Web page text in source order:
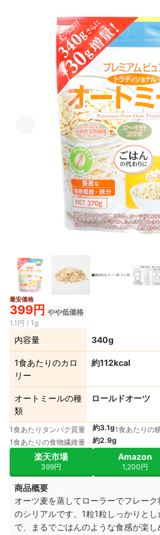
最安価格
399円 やや低価格
1.1円 / 1g
内容量 340g
1食あたりのカロ
リー
約112kcal
オートミールの種
類
ロールドオーツ
1食あたりタンパク質量 約3.1g1食あたりの
1食あたりの食物繊維量
約2.9g
楽天市場
399円
Amazon
1,200円
商品概要
オーツ麦を蒸してローラーでフレー
のシリアルです。1粒1粒しっかりと
で、まるでごはんのような食感が楽し